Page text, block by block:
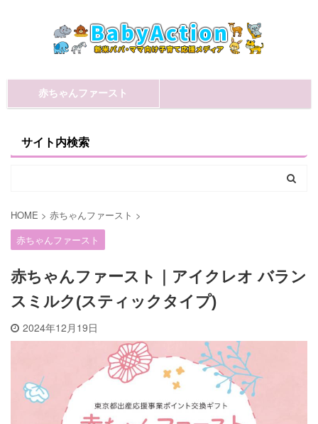
赤ちゃんファースト
サイト内検索
HOME > 赤ちゃんファースト >
赤ちゃんファースト
赤ちゃんファースト｜アイクレオ バラン
スミルク(スティックタイプ)
2024年12月19日